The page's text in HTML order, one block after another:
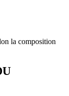
la composition